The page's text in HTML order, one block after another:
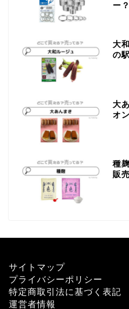
ー
大
の
大
オ
種
販
サイトマップ
プライバシーポリシー
特定商取引法に基づく表記
運営者情報